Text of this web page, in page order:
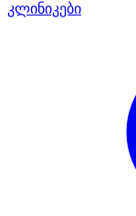
კლინიკები